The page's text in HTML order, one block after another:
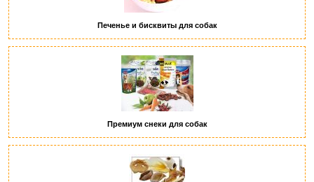
Печенье и бисквиты для собак
Премиум снеки для собак